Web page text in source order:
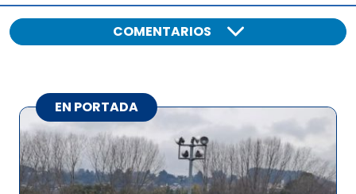
COMENTARIOS
EN PORTADA